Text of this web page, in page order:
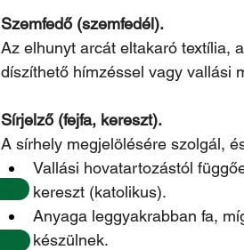
Szemfedő (szemfedél).
Az elhunyt arcát eltakaró textília, a
díszíthető hímzéssel vagy vallási
Sírjelző (fejfa, kereszt).
A sírhely megjelölésére szolgál,
Vallási hovatartozástól
kereszt (katolikus).
Anyaga leggyakrabban fa,
készülnek.